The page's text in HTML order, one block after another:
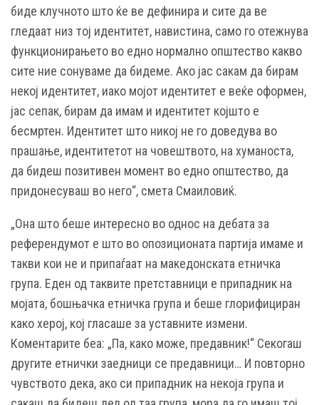
биде клучното што ќе ве дефинира и сите да ве
гледаат низ тој идентитет, навистина, само го отежнува
функционирањето во едно нормално општество какво
сите ние сонуваме да бидеме. Ако јас сакам да бирам
некој идентитет, иако мојот идентитет е веќе оформен,
јас сепак, бирам да имам и идентитет којшто е
бесмртен. Идентитет што никој не го доведува во
прашање, идентитетот на човештвото, на хуманоста,
да бидеш позитивен момент во едно општество, да
придонесуваш во него“, смета Смаиловиќ.
„Она што беше интересно во однос на дебата за
референдумот е што во опозиционата партија имаме и
такви кои не и припаѓаат на македонската етничка
група. Еден од таквите претставници е припадник на
мојата, бошњачка етничка група и беше глорифициран
како херој, кој гласаше за уставните измени.
Коментарите беа: „Па, како може, предавник!“ Секогаш
другите етнички заедници се предавници… И повторно
чувството дека, ако си припадник на некоја група и